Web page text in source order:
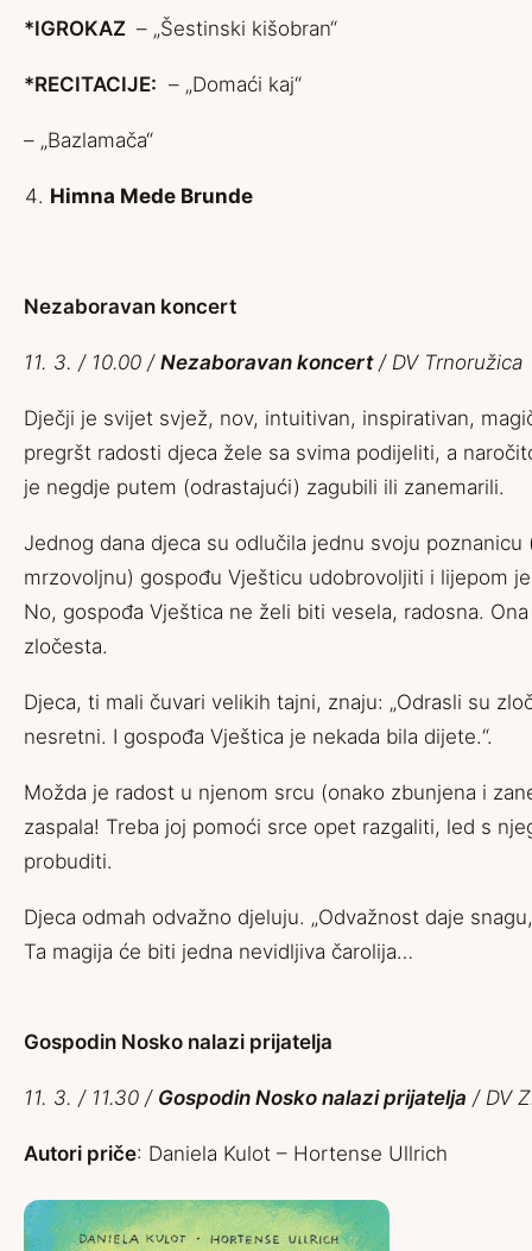
*IGROKAZ – „Šestinski kišobran“
*RECITACIJE: – „Domaći kaj“
– „Bazlamača“
Himna Mede Brunde
Nezaboravan koncert
11. 3. / 10.00 / Nezaboravan koncert/ DV Trnoružica
Dječji je svijet svjež, nov, intuitivan, inspirativan,
pregršt radosti djeca žele sa svima podijeliti, a
je negdje putem (odrastajući) zagubili ili zanemarili.
Jednog dana djeca su odlučila jednu svoju poznanicu
mrzovoljnu) gospođu Vješticu udobrovoljiti i lijepom
No, gospođa Vještica ne želi biti vesela, radosna.
zločesta.
Djeca, ti mali čuvari velikih tajni, znaju: „Odrasli su
nesretni. I gospođa Vještica je nekada bila dijete.“.
Možda je radost u njenom srcu (onako zbunjena i
zaspala! Treba joj pomoći srce opet razgaliti, led s
probuditi.
Djeca odmah odvažno djeluju. „Odvažnost daje
Ta magija će biti jedna nevidljiva čarolija…
Gospodin Nosko nalazi prijatelja
11. 3. / 11.30 / Gospodin Nosko nalazi prijatelja / DV
Autori priče: Daniela Kulot – Hortense Ullrich